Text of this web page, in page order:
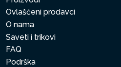
Ovlašćeni prodavci
O nama
Saveti i trikovi
FAQ
Podrška